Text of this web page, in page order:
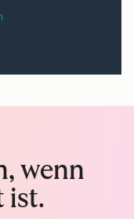
wenn
ist.